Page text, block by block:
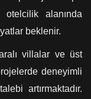
alanında
beklenir.
villalar ve üst
deneyimli
artırmaktadır.